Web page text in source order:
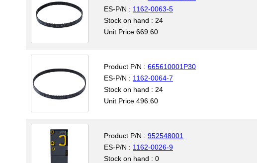
ES-P/N : 1162-0063-5
Stock on hand : 24
Unit Price 669.60
Product P/N : 665610001P30
ES-P/N : 1162-0064-7
Stock on hand : 24
Unit Price 496.60
Product P/N : 952548001
ES-P/N : 1162-0026-9
Stock on hand : 0